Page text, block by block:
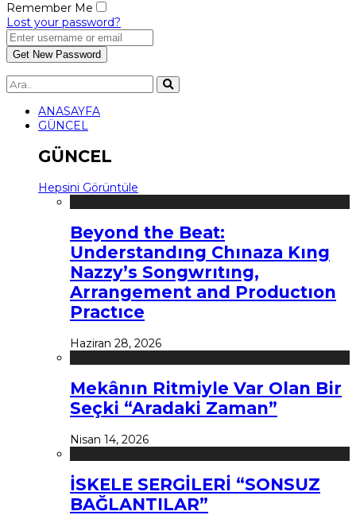
Remember Me
Lost your password?
ANASAYFA
GÜNCEL
GÜNCEL
Hepsini Görüntüle
Beyond the Beat:
Understandıng Chınaza Kıng
Nazzy’s Songwrıtıng,
Arrangement and Productıon
Practıce
Haziran 28, 2026
Mekânın Ritmiyle Var Olan Bir
Seçki “Aradaki Zaman”
Nisan 14, 2026
İSKELE SERGİLERİ “SONSUZ
BAĞLANTILAR”